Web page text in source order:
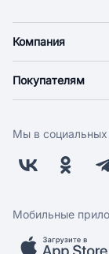
Компания
Новости
Поставщикам
Заводчикам
Обратная связь
Покупателям
Оплата
Бонусная
Скидки и акции
Мобильное
Мы в социальных
Мобильные